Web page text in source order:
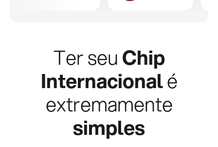
Ter seuChip
Internacionalé
extremamente
simples